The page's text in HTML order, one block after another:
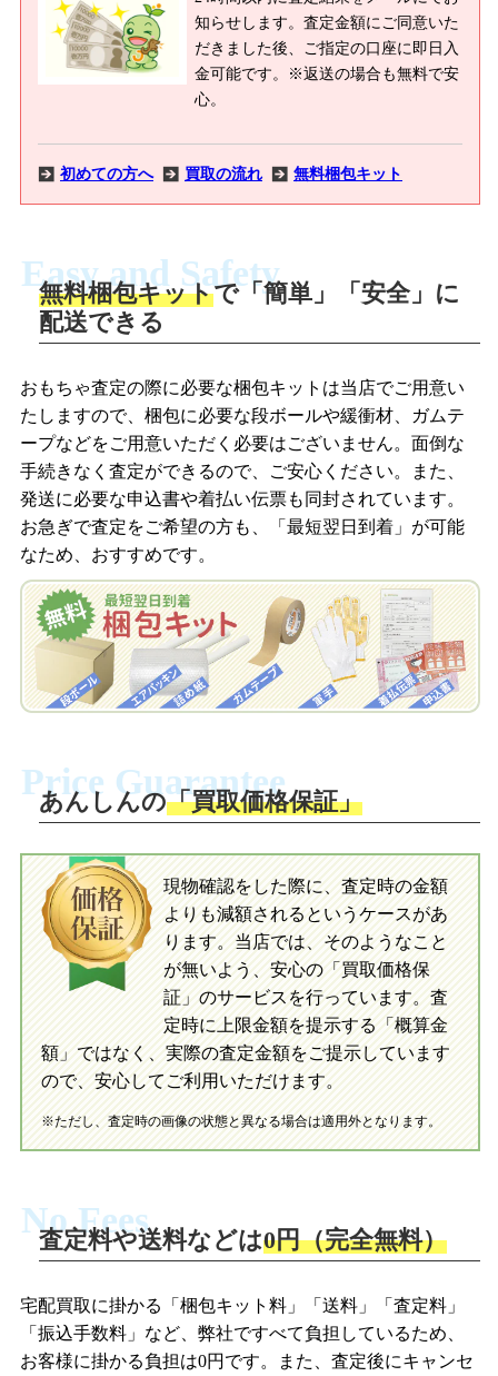
知らせします。査定金額にご同意いた
だきました後、ご指定の口座に即日入
金可能です。※返送の場合も無料で安
心。
初めての方へ 買取の流れ 無料梱包キット
商品撮影
商品を撮影して、査定フォームから画像
を送信します。
梱包キットをメールで申し込み
査定結果をメールで確認し、梱包キット
を申し込みます。梱包キットは送料無料
でお届けします。
自宅でおもちゃを発送・梱包
梱包キットに同封する発送ガイドの手順
送。当店へ無料で発送いただけます。
入金完了
当店に査定したおもちゃがご到着後、ご
指定の口座に即日入金可能です。
買取の流れ 写真の撮影方法
LINEの友だち追加・査定画像を送信
「ジョニージョイLINE査定」を友だちに
追加し、スマートフォンなどのカメラで
撮影したおもちゃの写真をトーク中に送
梱包キットをLINEで申し込み
査定結果をLINEで確認し、梱包キットを
申し込みます。梱包キットは送料無料で
お届けします。
自宅でおもちゃを発送・梱包
ださい。お電話にて集荷依頼を行い発
送。当店へ無料で発送いただけます。
当店に査定したおもちゃがご到着後、ご
指定の口座に即日入金可能です。
初めての方へ LINE査定の流れ 写真の撮影方法
Easy and Safety
無料梱包キットで「簡単」「安全」に
配送できる
おもちゃ査定の際に必要な梱包キットは当店でご用意い
たしますので、梱包に必要な段ボールや緩衝材、ガムテ
ープなどをご用意いただく必要はございません。面倒な
手続きなく査定ができるので、ご安心ください。また、
発送に必要な申込書や着払い伝票も同封されています。
お急ぎで査定をご希望の方も、「最短翌日到着」が可能
なため、おすすめです。
Price Guarantee
あんしんの「買取価格保証」
現物確認をした際に、査定時の金額
よりも減額されるというケースがあ
ります。当店では、そのようなこと
が無いよう、安心の「買取価格保
証」のサービスを行っています。査
定時に上限金額を提示する「概算金
額」ではなく、実際の査定金額をご提示しています
ので、安心してご利用いただけます。
※ただし、査定時の画像の状態と異なる場合は適用外となります。
No Fees
査定料や送料などは0円（完全無料）
宅配買取に掛かる「梱包キット料」「送料」「査定料」
「振込手数料」など、弊社ですべて負担しているため、
お客様に掛かる負担は0円です。また、査定後にキャンセ